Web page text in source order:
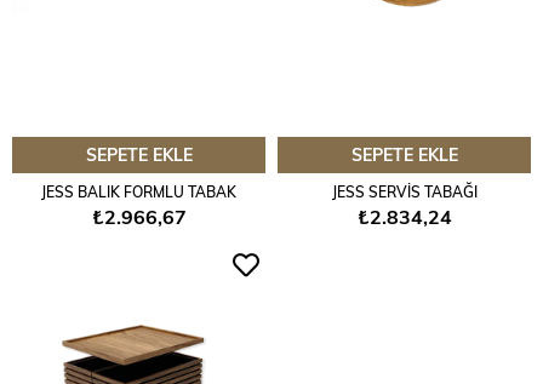
SEPETE EKLE
JESS BALIK FORMLU TABAK
₺2.966,67
SEPETE EKLE
JESS SERVİS TABAĞI
₺2.834,24